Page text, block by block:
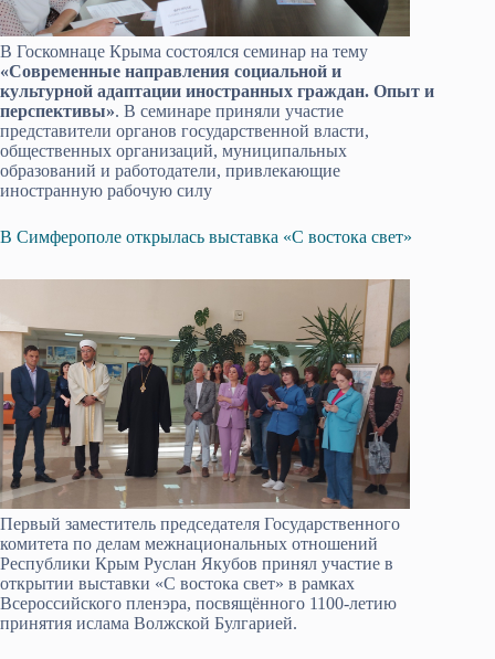
В Госкомнаце Крыма состоялся семинар на тему
«Современные направления социальной и
культурной адаптации иностранных граждан. Опыт и
перспективы». В семинаре приняли участие
представители органов государственной власти,
общественных организаций, муниципальных
образований и работодатели, привлекающие
иностранную рабочую силу
В Симферополе открылась выставка «С востока свет»
Первый заместитель председателя Государственного
комитета по делам межнациональных отношений
Республики Крым Руслан Якубов принял участие в
открытии выставки «С востока свет» в рамках
Всероссийского пленэра, посвящённого 1100-летию
принятия ислама Волжской Булгарией.